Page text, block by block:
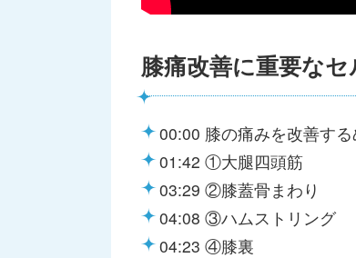
膝痛改善に重要な
00:00 膝の痛みを改善す
01:42 ①大腿四頭筋
03:29 ②膝蓋骨まわり
04:08 ③ハムストリング
04:23 ④膝裏